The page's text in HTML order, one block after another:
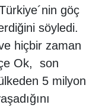
göç
söyledi.
hiçbir zaman
Ok, son
5 milyon